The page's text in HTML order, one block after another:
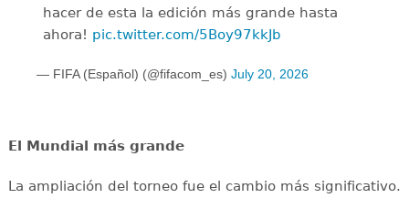
hacer de esta la edición más grande hasta
ahora! pic.twitter.com/5Boy97kkJb
— FIFA (Español) (@fifacom_es) July 20, 2026
El Mundial más grande
La ampliación del torneo fue el cambio más significativo.